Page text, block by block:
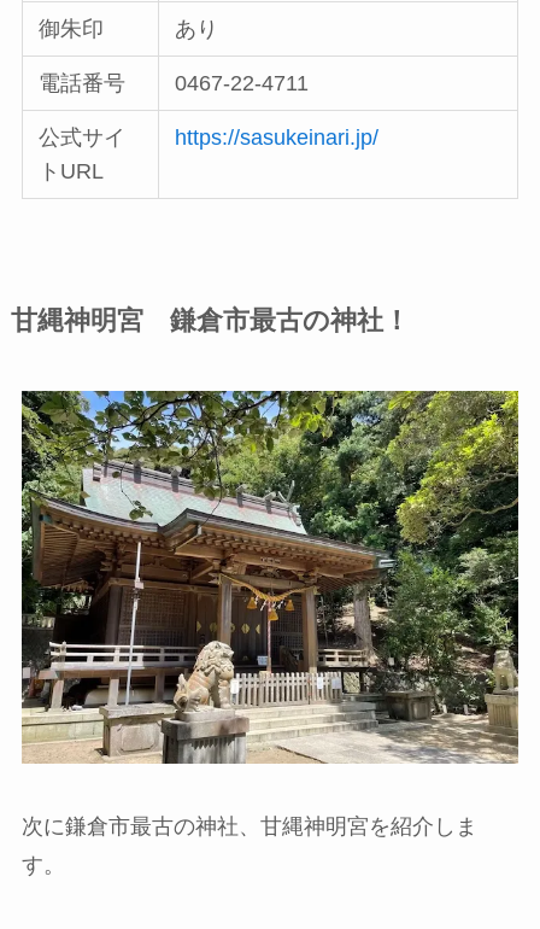
御朱印 あり
電話番号 0467-22-4711
公式サイ
トURL
https://sasukeinari.jp/
甘縄神明宮 鎌倉市最古の神社！
次に鎌倉市最古の神社、甘縄神明宮を紹介しま
す。